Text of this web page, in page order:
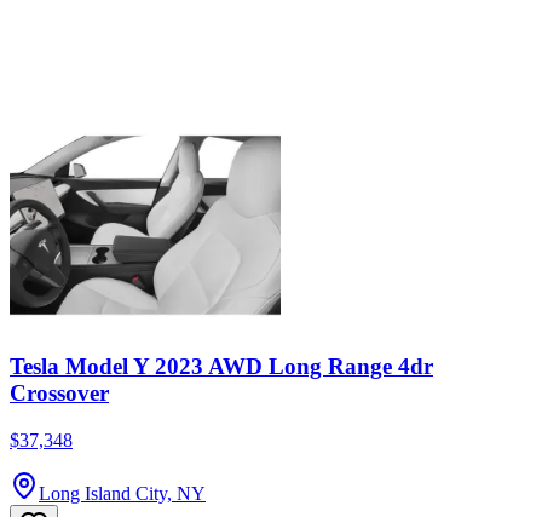
Tesla Model Y 2023 AWD Long Range 4dr
Crossover
$37,348
Long Island City, NY